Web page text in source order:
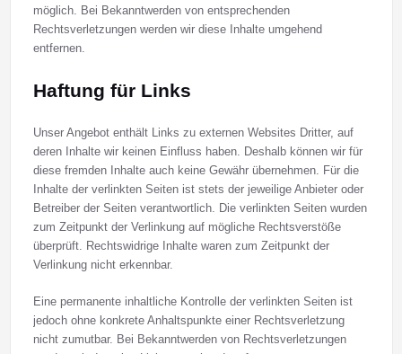
möglich. Bei Bekanntwerden von entsprechenden
Rechtsverletzungen werden wir diese Inhalte umgehend
entfernen.
Haftung für Links
Unser Angebot enthält Links zu externen Websites Dritter, auf
deren Inhalte wir keinen Einfluss haben. Deshalb können wir für
diese fremden Inhalte auch keine Gewähr übernehmen. Für die
Inhalte der verlinkten Seiten ist stets der jeweilige Anbieter oder
Betreiber der Seiten verantwortlich. Die verlinkten Seiten wurden
zum Zeitpunkt der Verlinkung auf mögliche Rechtsverstöße
überprüft. Rechtswidrige Inhalte waren zum Zeitpunkt der
Verlinkung nicht erkennbar.
Eine permanente inhaltliche Kontrolle der verlinkten Seiten ist
jedoch ohne konkrete Anhaltspunkte einer Rechtsverletzung
nicht zumutbar. Bei Bekanntwerden von Rechtsverletzungen